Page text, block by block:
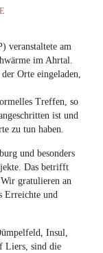
veranstaltete am
im Ahrtal.
Orte eingeladen,
Treffen, so
ist und
zu tun haben.
und besonders
Das betrifft
gratulieren an
Erreichte und
Insul,
Liers, sind die